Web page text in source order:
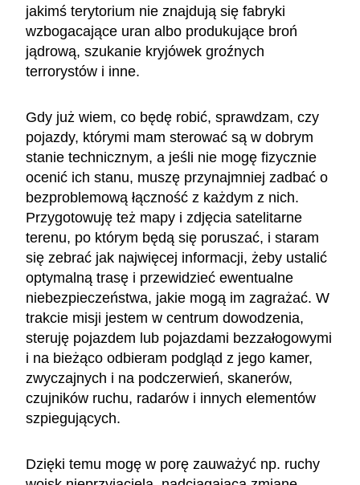
jakimś terytorium nie znajdują się fabryki
wzbogacające uran albo produkujące broń
jądrową, szukanie kryjówek groźnych
terrorystów i inne.
Gdy już wiem, co będę robić, sprawdzam, czy
pojazdy, którymi mam sterować są w dobrym
stanie technicznym, a jeśli nie mogę fizycznie
ocenić ich stanu, muszę przynajmniej zadbać o
bezproblemową łączność z każdym z nich.
Przygotowuję też mapy i zdjęcia satelitarne
terenu, po którym będą się poruszać, i staram
się zebrać jak najwięcej informacji, żeby ustalić
optymalną trasę i przewidzieć ewentualne
niebezpieczeństwa, jakie mogą im zagrażać. W
trakcie misji jestem w centrum dowodzenia,
steruję pojazdem lub pojazdami bezzałogowymi
i na bieżąco odbieram podgląd z jego kamer,
zwyczajnych i na podczerwień, skanerów,
czujników ruchu, radarów i innych elementów
szpiegujących.
Dzięki temu mogę w porę zauważyć np. ruchy